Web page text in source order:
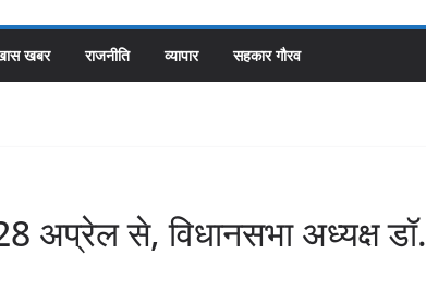
खबर राजनीति व्यापार सहकार गौरव
अप्रेल से, विधानसभा अध्यक्ष डॉ.